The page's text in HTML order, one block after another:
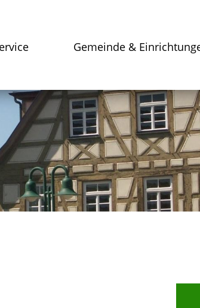
Gemeinde &